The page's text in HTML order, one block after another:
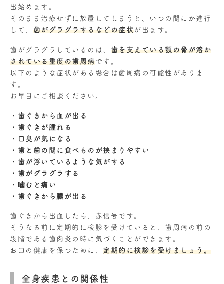
出始めます。
そのまま治療せずに放置してしまうと、いつの間にか進行
して、 歯がグラグラするなどの症状が出ます。
歯がグラグラしているのは、 歯を支えている顎の骨が溶か
されている重度の歯周病です。
以下のような症状がある場合は歯周病の可能性がありま
す。
お早目にご相談ください。
・歯ぐきから血が出る
・歯ぐきが腫れる
・口臭が気になる
・歯と歯の間に食べものが挟まりやすい
・歯が浮いているような気がする
・歯がグラグラする
・噛むと痛い
・歯ぐきから膿が出る
歯ぐきから出血したら、赤信号です。
そうなる前に定期的に検診を受けていると、歯周病の前の
段階である歯肉炎の時に気づくことができます。
お口の健康を保つために、 定期的に検診を受けましょう。
全身疾患との関係性